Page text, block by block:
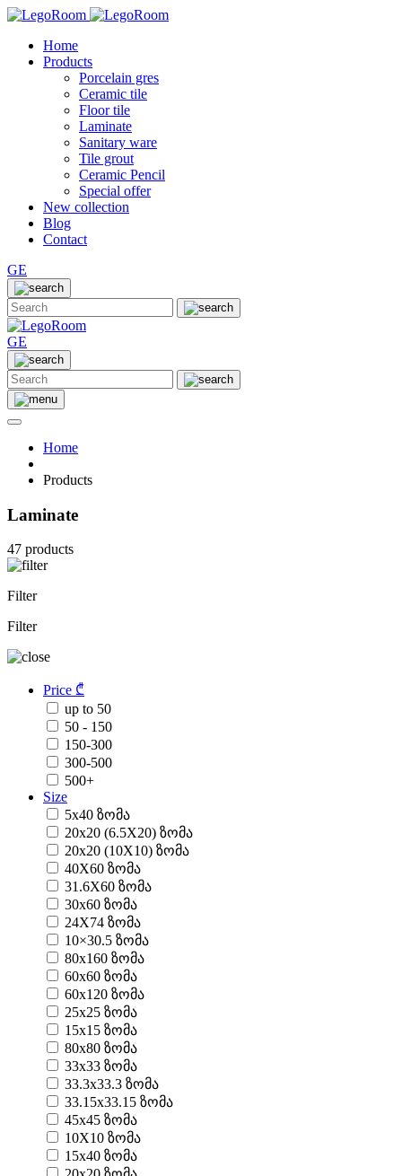
Home
Products
Porcelain gres
Ceramic tile
Floor tile
Laminate
Sanitary ware
Tile grout
Ceramic Pencil
Special offer
New collection
Blog
Contact
GE
GE
Home
Products
Laminate
47 products
Filter
Filter
Price ₾
up to 50
50 - 150
150-300
300-500
500+
Size
5x40 ზომა
20x20 (6.5X20) ზომა
20x20 (10X10) ზომა
40X60 ზომა
31.6X60 ზომა
30x60 ზომა
24X74 ზომა
10×30.5 ზომა
80x160 ზომა
60x60 ზომა
60x120 ზომა
25x25 ზომა
15x15 ზომა
80x80 ზომა
33x33 ზომა
33.3x33.3 ზომა
33.15x33.15 ზომა
45x45 ზომა
10X10 ზომა
15x40 ზომა